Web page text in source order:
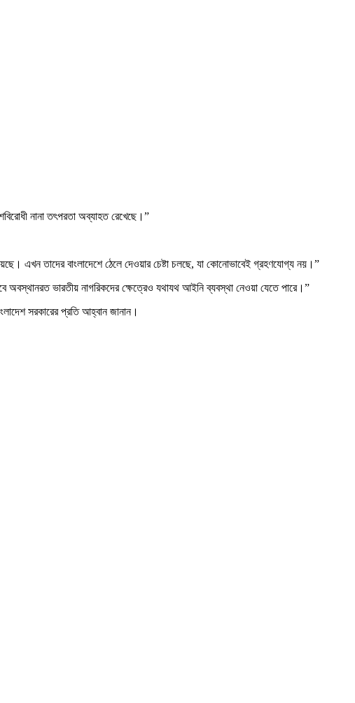
নানা তৎপরতা অব্যাহত রেখেছে।”
এখন তাদের বাংলাদেশে ঠেলে দেওয়ার চেষ্টা চলছে, যা কোনোভাবেই গ্রহণযোগ্য নয়।”
ভারতীয় নাগরিকদের ক্ষেত্রেও যথাযথ আইনি ব্যবস্থা নেওয়া যেতে পারে।”
সরকারের প্রতি আহ্বান জানান।